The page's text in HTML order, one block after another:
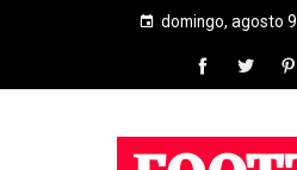
domingo, agosto 9